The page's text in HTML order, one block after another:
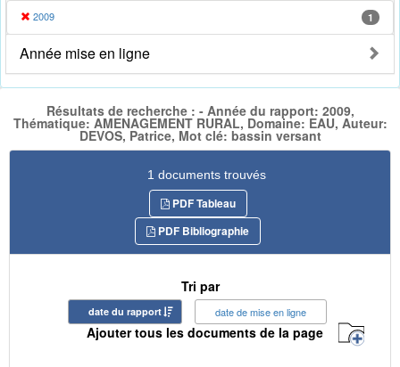
2009 1
Année mise en ligne
Résultats de recherche : - Année du rapport: 2009,
Thématique: AMENAGEMENT RURAL, Domaine: EAU, Auteur:
DEVOS, Patrice, Mot clé: bassin versant
1 documents trouvés
PDF Tableau
PDF Bibliographie
Tri par
date du rapport date de mise en ligne
Ajouter tous les documents de la page